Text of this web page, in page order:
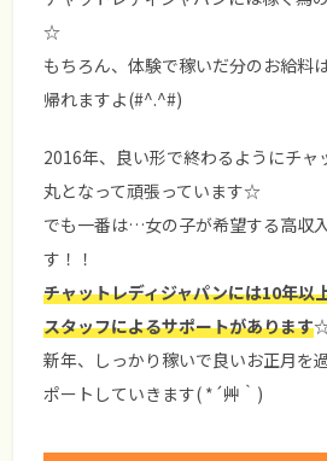
☆
もちろん、体験で稼いだ分のお給料
帰れますよ(#^.^#)
2016年、良い形で終わるようにチャ
丸となって頑張っています☆
でも一番は…女の子が希望する高収
す！！
チャットレディジャパンには10年以
スタッフによるサポートがあります
新年、しっかり稼いで良いお正月を
ポートしていきます( *´艸｀)